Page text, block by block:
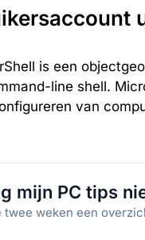
is een
line shell.
van
mijn PC tips
twee weken een